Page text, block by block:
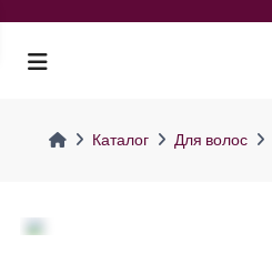
Каталог Для волос